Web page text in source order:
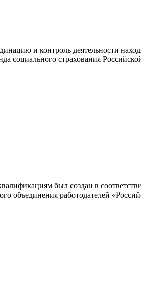
и контроль деятельности
социального страхования
был создан в
объединения работодателей